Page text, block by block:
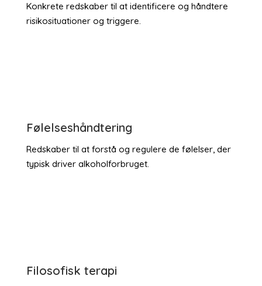
Konkrete redskaber til at identificere og håndtere
risikosituationer og triggere.
Følelseshåndtering
Redskaber til at forstå og regulere de følelser, der
typisk driver alkoholforbruget.
Filosofisk terapi